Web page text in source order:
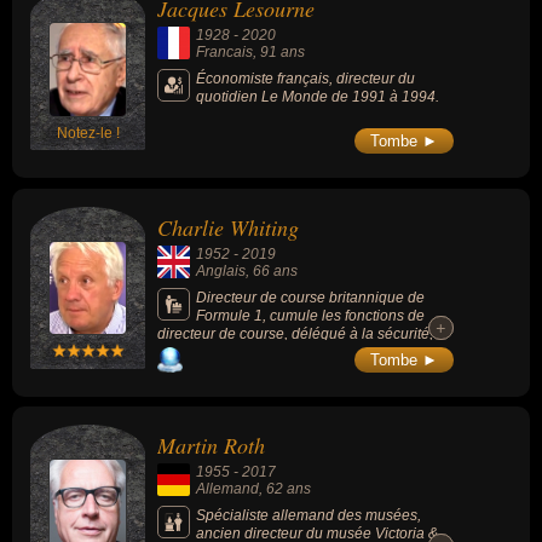
Notez-le !
Jacques Lesourne
1928 - 2020
Francais, 91 ans
Économiste français, directeur du
quotidien Le Monde de 1991 à 1994.
Tombe ►
Charlie Whiting
1952 - 2019
Anglais, 66 ans
Directeur de course britannique de
Formule 1, cumule les fonctions de
directeur de course, délégué à la sécurité,
starter et chef du département technique. Il
gérait également la logistique de chaque
FIA.
+
+
Tombe ►
Martin Roth
1955 - 2017
Allemand, 62 ans
Spécialiste allemand des musées,
ancien directeur du musée Victoria &